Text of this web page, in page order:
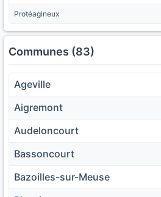
Protéagineux
Communes (83)
Ageville
Aigremont
Audeloncourt
Bassoncourt
Bazoilles-sur-Meuse